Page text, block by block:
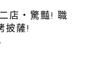
二店‧驚豔! 職
披薩!